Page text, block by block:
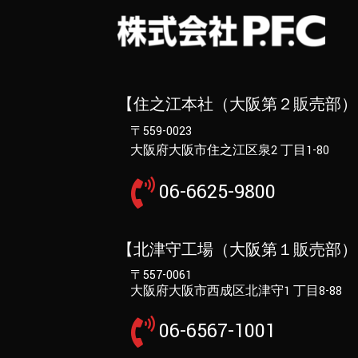
【住之江本社（大阪第２販売部
〒559-0023
大阪府大阪市住之江区泉2 丁目1-80
06-6625-9800
【北津守工場（大阪第１販売部
〒557-0061
大阪府大阪市西成区北津守1 丁目8-88
06-6567-1001